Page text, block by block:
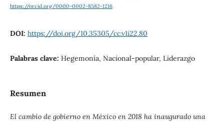
https://orcid.org/0000-0002-8582-1216
DOI: https://doi.org/10.35305/cc.v1i22.80
Palabras clave: Hegemonía, Nacional-popular, Liderazgo
Resumen
El cambio de gobierno en México en 2018 ha inaugurado una